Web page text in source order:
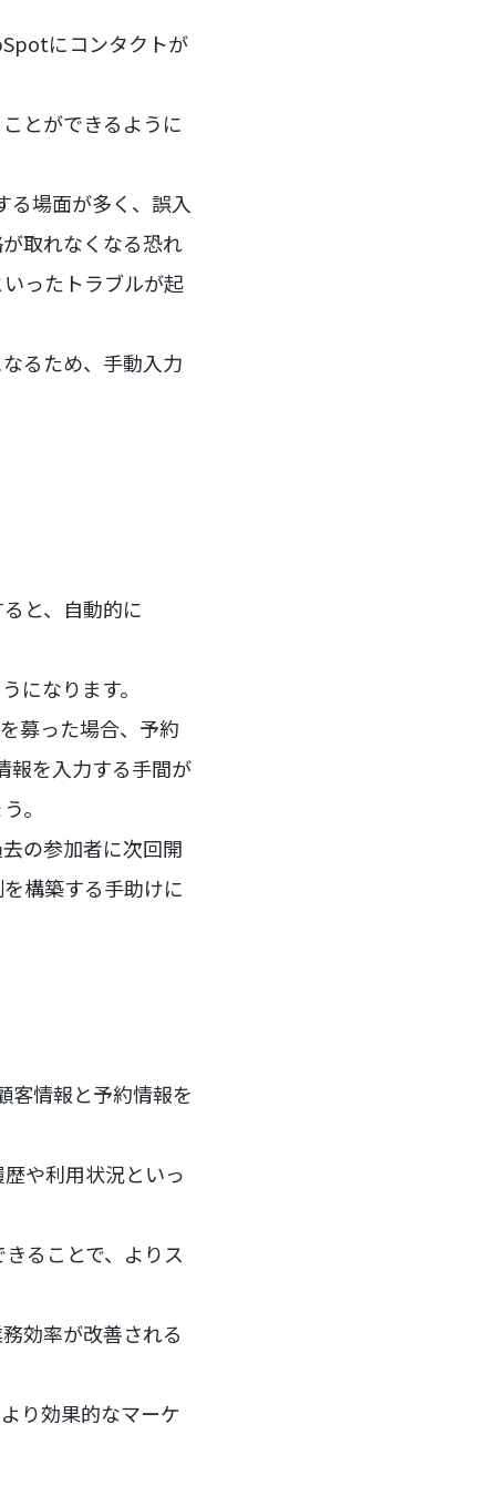
にコンタクトが
とができるように
場面が多く、誤入
取れなくなる恐れ
ったトラブルが起
るため、手動入力
と、自動的に
になります。
募った場合、予約
報を入力する手間が
。
の参加者に次回開
構築する手助けに
客情報と予約情報を
や利用状況といっ
ることで、よりス
効率が改善される
り効果的なマーケ